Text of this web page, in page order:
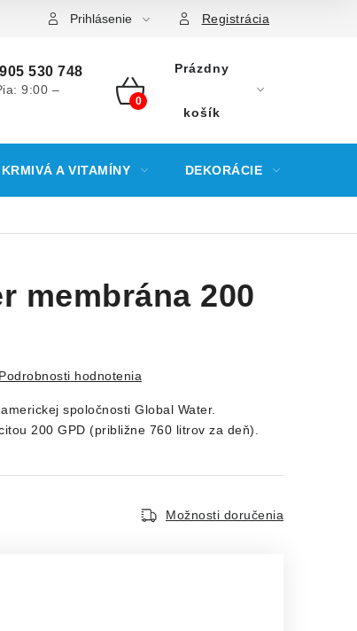
Prihlásenie Registrácia
530 748
9:00 –
NÁKUPNÝ
Prázdny
košík
KRMIVÁ A VITAMÍNY DEKORÁCIE
membrána 200
Podrobnosti hodnotenia
spoločnosti Global Water.
200 GPD (približne 760 litrov za deň).
Možnosti doručenia